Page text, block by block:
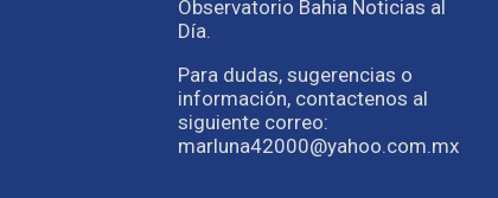
Observatorio Bahia Noticias al
Día.
Para dudas, sugerencias o
información, contactenos al
siguiente correo:
marluna42000@yahoo.com.mx